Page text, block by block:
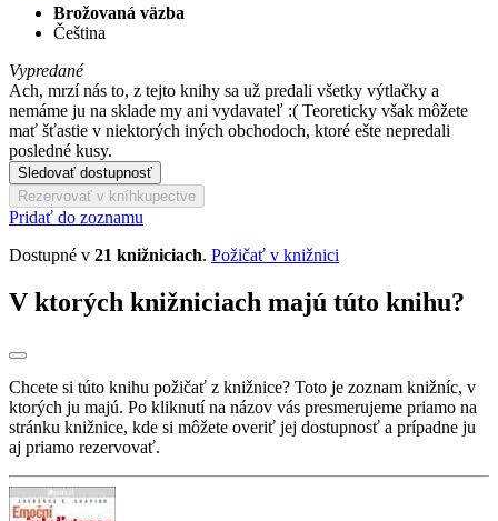
Brožovaná väzba
Čeština
Vypredané
Ach, mrzí nás to, z tejto knihy sa už predali všetky výtlačky a
nemáme ju na sklade my ani vydavateľ :( Teoreticky však môžete
mať šťastie v niektorých iných obchodoch, ktoré ešte nepredali
posledné kusy.
Sledovať dostupnosť
Rezervovať v kníhkupectve
Pridať do zoznamu
Dostupné v 21 knižniciach. Požičať v knižnici
V ktorých knižniciach majú túto knihu?
Chcete si túto knihu požičať z knižnice? Toto je zoznam knižníc, v
ktorých ju majú. Po kliknutí na názov vás presmerujeme priamo na
stránku knižnice, kde si môžete overiť jej dostupnosť a prípadne ju
aj priamo rezervovať.